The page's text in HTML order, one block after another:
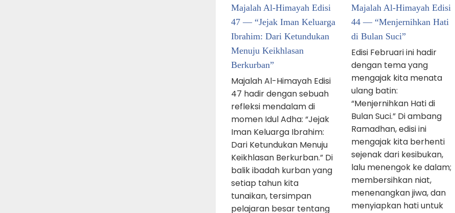
Majalah Al-Himayah Edisi
47 — “Jejak Iman Keluarga
Ibrahim: Dari Ketundukan
Menuju Keikhlasan
Berkurban”
Majalah Al-Himayah Edisi
47 hadir dengan sebuah
refleksi mendalam di
momen Idul Adha: “Jejak
Iman Keluarga Ibrahim:
Dari Ketundukan Menuju
Keikhlasan Berkurban.” Di
balik ibadah kurban yang
setiap tahun kita
tunaikan, tersimpan
pelajaran besar tentang
Majalah Al-Himayah Edisi
44 — “Menjernihkan Hati
di Bulan Suci”
Edisi Februari ini hadir
dengan tema yang
mengajak kita menata
ulang batin:
“Menjernihkan Hati di
Bulan Suci.” Di ambang
Ramadhan, edisi ini
mengajak kita berhenti
sejenak dari kesibukan,
lalu menengok ke dalam;
membersihkan niat,
menenangkan jiwa, dan
menyiapkan hati untuk